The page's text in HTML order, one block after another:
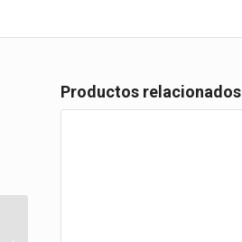
Productos relacionados